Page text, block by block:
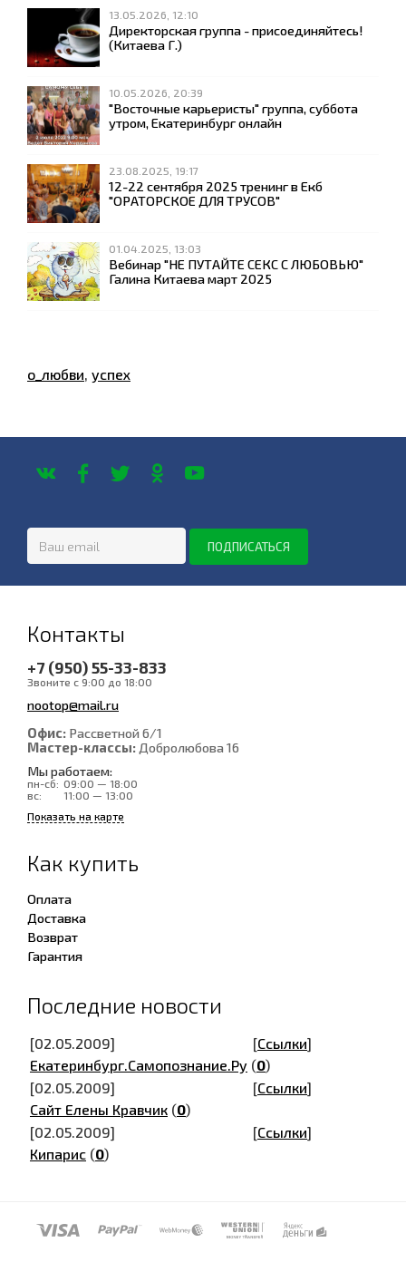
13.05.2026, 12:10
Директорская группа - присоединяйтесь!
(Китаева Г.)
10.05.2026, 20:39
"Восточные карьеристы" группа, суббота
утром, Екатеринбург онлайн
23.08.2025, 19:17
12-22 сентября 2025 тренинг в Екб
"ОРАТОРСКОЕ ДЛЯ ТРУСОВ"
01.04.2025, 13:03
Вебинар "НЕ ПУТАЙТЕ СЕКС С ЛЮБОВЬЮ"
Галина Китаева март 2025
о_любви, успех
Контакты
+7 (950) 55-33-833
Звоните с 9:00 до 18:00
nootop@mail.ru
Офис: Рассветной 6/1
Мастер-классы: Добролюбова 16
Мы работаем:
пн-сб: 09:00 — 18:00
вс:
11:00 — 13:00
Показать на карте
Как купить
Оплата
Доставка
Возврат
Гарантия
Последние новости
[02.05.2009] [Ссылки]
Екатеринбург.Самопознание.Ру (0)
[02.05.2009]
[Ссылки]
Сайт Елены Кравчик (0)
[02.05.2009]
[Ссылки]
Кипарис (0)